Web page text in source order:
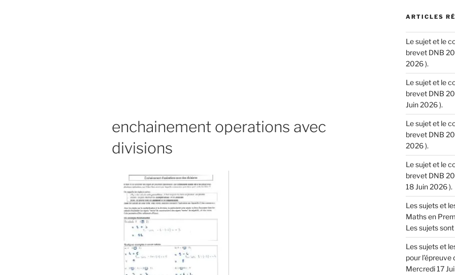
enchainement operations avec
divisions
ARTICLES
Le sujet et le
brevet DNB
2026 ).
Le sujet et le
brevet DNB
Juin 2026 ).
Le sujet et le
brevet DNB
2026 ).
Le sujet et le
brevet DNB
18 Juin 2026 ).
Les sujets et
Maths en
Les sujets
Les sujets et
pour l’épreuve
Mercredi 17